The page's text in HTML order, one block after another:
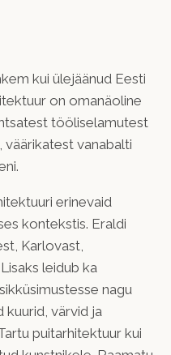
kui ülejäänud Eesti
on omanäoline
tööliselamutest
vanabalti
erinevaid
kontekstis. Eraldi
Karlovast,
leidub ka
nagu
kuurid, värvid ja
puitarhitektuur kui